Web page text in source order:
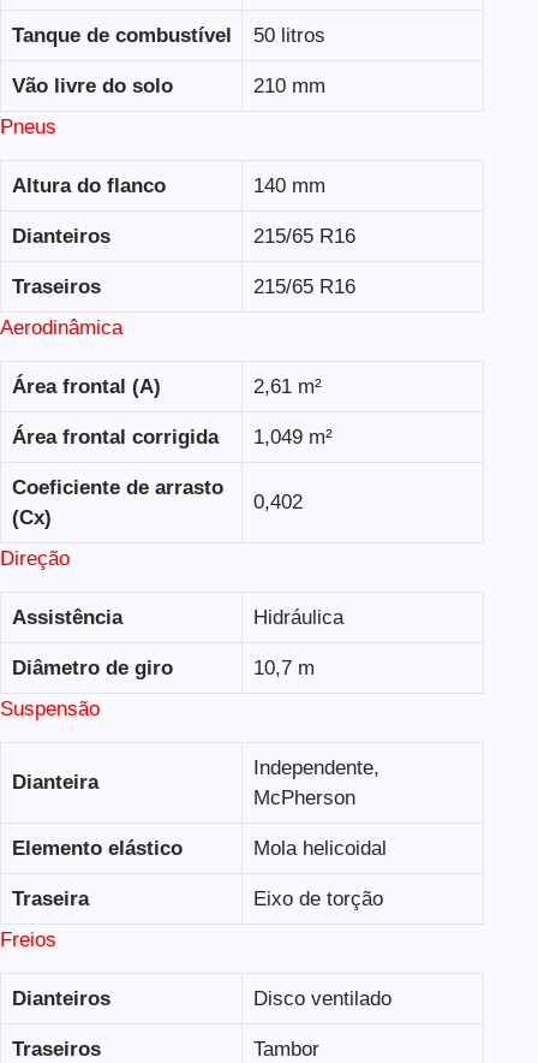
Tanque de combustível 50 litros
Vão livre do solo
210 mm
Pneus
Altura do flanco 140 mm
Dianteiros 215/65 R16
Traseiros
215/65 R16
Aerodinâmica
Área frontal (A) 2,61 m²
Área frontal corrigida 1,049 m²
Coeficiente de arrasto
(Cx)
0,402
Direção
Assistência Hidráulica
Diâmetro de giro
10,7 m
Suspensão
Dianteira
Independente,
McPherson
Elemento elástico Mola helicoidal
Traseira
Eixo de torção
Freios
Dianteiros Disco ventilado
Traseiros
Tambor